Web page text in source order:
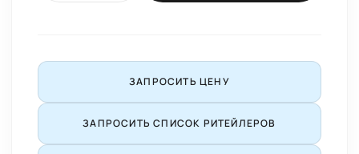
ЗАПРОСИТЬ ЦЕНУ
ЗАПРОСИТЬ СПИСОК РИТЕЙЛЕРОВ